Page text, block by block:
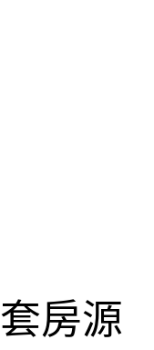
套房源